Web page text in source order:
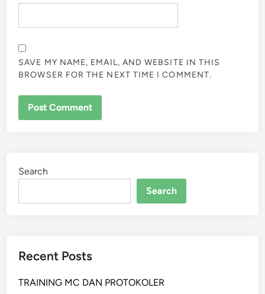
SAVE MY NAME, EMAIL, AND WEBSITE IN THIS
BROWSER FOR THE NEXT TIME I COMMENT.
Search
Search
Recent Posts
TRAINING MC DAN PROTOKOLER